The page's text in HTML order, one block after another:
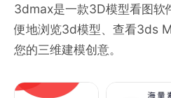
3dmax是一款3D模型看图软
便地浏览3d模型、查看3ds
您的三维建模创意。
为广大工程制图人员、工程师